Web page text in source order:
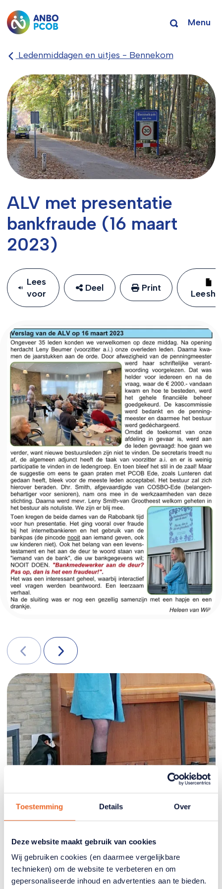
Toestemming Details Over
Deze website maakt gebruik van cookies
Wij gebruiken cookies (en daarmee vergelijkbare
technieken) om de website te verbeteren en om
gepersonaliseerde inhoud en advertenties aan te bieden.
Menu
Ledenmiddagen en uitjes - Bennekom
ALV met presentatie
bankfraude (16 maart
2023)
Lees
voor
Deel Print
Ledenmiddagen en uitjes - Bennekom